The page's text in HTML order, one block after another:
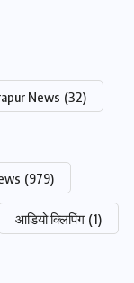
News (32)
(979)
आडियो क्लिपिंग (1)